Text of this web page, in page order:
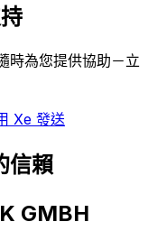
時為您提供協助－立
Xe 發送
信賴
GMBH